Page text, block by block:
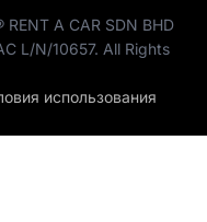
A CAR SDN BHD
L/N/10657. All Rights
использования